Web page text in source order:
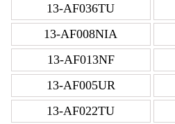
13-AF036TU
13-AF008NIA
13-AF013NF
13-AF005UR
13-AF022TU